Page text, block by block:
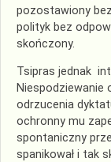
pozostawiony
polityk bez
skończony.
Tsipras jednak
Niespodziewanie
odrzucenia
ochronny mu
spontaniczny
spanikował i tak